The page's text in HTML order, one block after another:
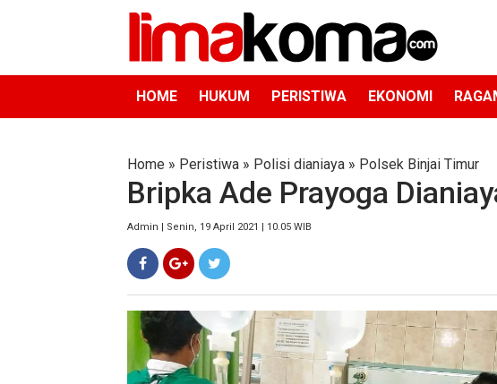
HOME HUKUM PERISTIWA EKONOMI
Home » Peristiwa » Polisi dianiaya » Polsek Binjai Timur
Bripka Ade Prayoga
Admin | Senin, 19 April 2021 | 10.05 WIB